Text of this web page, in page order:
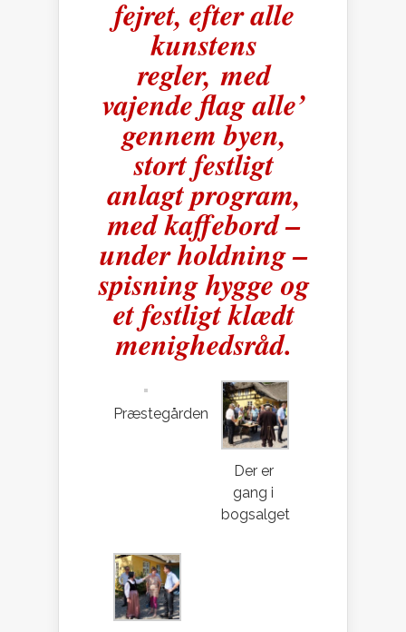
fejret, efter alle
kunstens
regler, med
vajende flag alle’
gennem byen,
stort festligt
anlagt program,
med kaffebord –
under holdning –
spisning hygge og
et festligt klædt
menighedsråd.
Præstegården
Der er
gang i
bogsalget